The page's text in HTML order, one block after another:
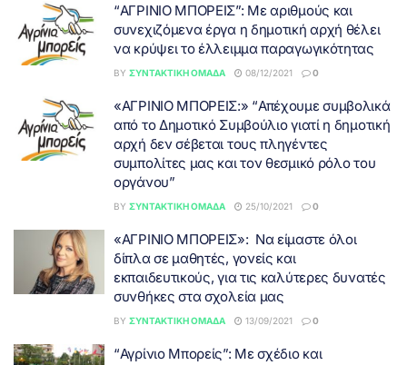
“ΑΓΡΙΝΙΟ ΜΠΟΡΕΙΣ”: Με αριθμούς και
συνεχιζόμενα έργα η δημοτική αρχή θέλει
να κρύψει το έλλειμμα παραγωγικότητας
BY ΣΥΝΤΑΚΤΙΚΉ ΟΜΆΔΑ 08/12/2021 0
«ΑΓΡΙΝΙΟ ΜΠΟΡΕΙΣ:» “Απέχουμε συμβολικά
από το Δημοτικό Συμβούλιο γιατί η δημοτική
αρχή δεν σέβεται τους πληγέντες
συμπολίτες μας και τον θεσμικό ρόλο του
οργάνου”
BY ΣΥΝΤΑΚΤΙΚΉ ΟΜΆΔΑ 25/10/2021 0
«ΑΓΡΙΝΙΟ ΜΠΟΡΕΙΣ»: Να είμαστε όλοι
δίπλα σε μαθητές, γονείς και
εκπαιδευτικούς, για τις καλύτερες δυνατές
συνθήκες στα σχολεία μας
BY ΣΥΝΤΑΚΤΙΚΉ ΟΜΆΔΑ 13/09/2021 0
“Αγρίνιο Μπορείς”: Με σχέδιο και